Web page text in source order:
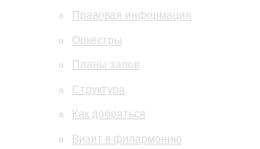
Правовая информация
Оркестры
Планы залов
Структура
Как добраться
Визит в филармонию